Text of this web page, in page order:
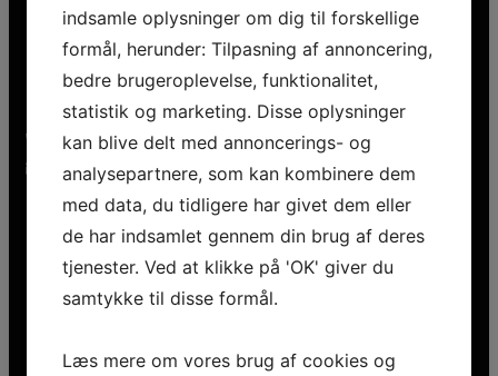
Kontakt os
+45 53 54 41 23
vaerdsat@gmail.com
Åbningstider
indsamle oplysninger om dig til forskellige
formål, herunder: Tilpasning af annoncering,
bedre brugeroplevelse, funktionalitet,
statistik og marketing. Disse oplysninger
kan blive delt med annoncerings- og
analysepartnere, som kan kombinere dem
med data, du tidligere har givet dem eller
de har indsamlet gennem din brug af deres
tjenester. Ved at klikke på 'OK' giver du
samtykke til disse formål.
Læs mere om vores brug af cookies og